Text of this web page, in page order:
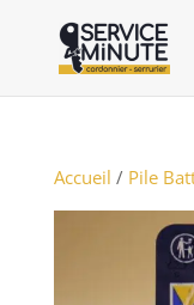
Accueil / Pile